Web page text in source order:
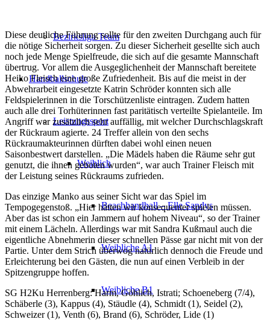
Bezirksliga Team
Handballschule
Leistungssport
Weiblich
Beachhandball – Elle Sandys
Weibliche A1
Weibliche B1
Diese deutliche Führung sollte für den zweiten Durchgang auch für
die nötige Sicherheit sorgen. Zu dieser Sicherheit gesellte sich auch
noch jede Menge Spielfreude, die sich auf die gesamte Mannschaft
übertrug. Vor allem die Ausgeglichenheit der Mannschaft bereitete
Heiko Fleisch eine große Zufriedenheit. Bis auf die meist in der
Abwehrarbeit eingesetzte Katrin Schröder konnten sich alle
Feldspielerinnen in die Torschützenliste eintragen. Zudem hatten
auch alle drei Torhüterinnen fast paritätisch verteilte Spielanteile. Im
Angriff war zusätzlich sehr auffällig, mit welcher Durchschlagskraft
der Rückraum agierte. 24 Treffer allein von den sechs
Rückraumakteurinnen dürften dabei wohl einen neuen
Saisonbestwert darstellen. „Die Mädels haben die Räume sehr gut
genutzt, die ihnen geboten wurden“, war auch Trainer Fleisch mit
der Leistung seines Rückraums zufrieden.
Das einzige Manko aus seiner Sicht war das Spiel im
Tempogegenstoß. „Hier hätten wir konsequenter spielen müssen.
Aber das ist schon ein Jammern auf hohem Niveau“, so der Trainer
mit einem Lächeln. Allerdings war mit Sandra Kußmaul auch die
eigentliche Abnehmerin dieser schnellen Pässe gar nicht mit von der
Partie. Unter dem Strich überwog natürlich dennoch die Freude und
Erleichterung bei den Gästen, die nun auf einen Verbleib in der
Spitzengruppe hoffen.
SG H2Ku Herrenberg: Harm, Göhlich, Istrati; Schoeneberg (7/4),
Schäberle (3), Kappus (4), Stäudle (4), Schmidt (1), Seidel (2),
Schweizer (1), Venth (6), Brand (6), Schröder, Lide (1)